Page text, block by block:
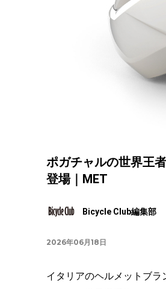
ポガチャルの世界王
登場｜MET
Bicycle Club編集部
2026年06月18日
イタリアのヘルメットブラ